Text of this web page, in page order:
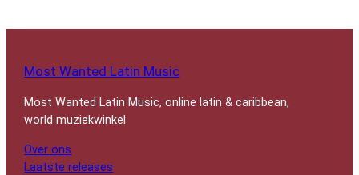
Most Wanted Latin Music
Most Wanted Latin Music, online latin & caribbean,
world muziekwinkel
Over ons
Laatste releases